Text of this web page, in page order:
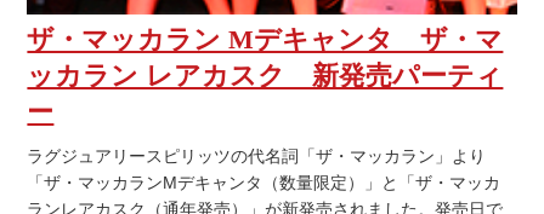
ザ・マッカラン Mデキャンタ ザ・マ
ッカラン レアカスク 新発売パーティ
ー
ラグジュアリースピリッツの代名詞「ザ・マッカラン」より
「ザ・マッカランMデキャンタ（数量限定）」と「ザ・マッカ
ランレアカスク（通年発売）」が新発売されました。発売日で